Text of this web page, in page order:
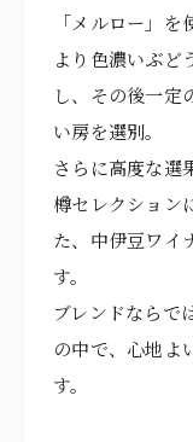
「メルロー」を
より色濃いぶど
し、その後一定
い房を選別。
さらに高度な選
樽セレクション
た、中伊豆ワイ
す。
ブレンドならで
の中で、心地よ
す。